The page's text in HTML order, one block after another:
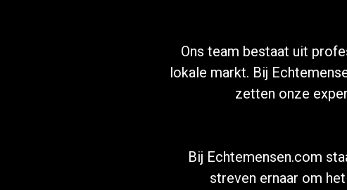
Ons team bestaat uit
lokale markt. Bij
zetten onze
Bij Echtemensen.com
streven ernaar om